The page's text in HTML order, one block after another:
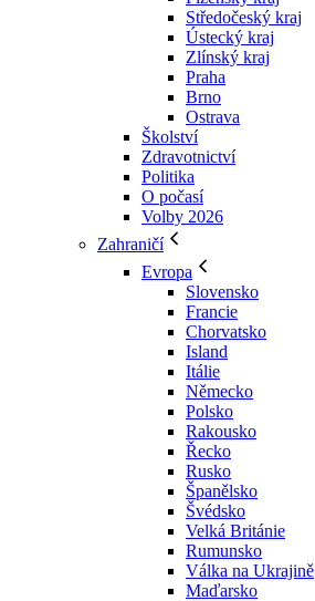
Středočeský kraj
Ústecký kraj
Zlínský kraj
Praha
Brno
Ostrava
Školství
Zdravotnictví
Politika
O počasí
Volby 2026
Zahraničí
Evropa
Slovensko
Francie
Chorvatsko
Island
Itálie
Německo
Polsko
Rakousko
Řecko
Rusko
Španělsko
Švédsko
Velká Británie
Rumunsko
Válka na Ukrajině
Maďarsko